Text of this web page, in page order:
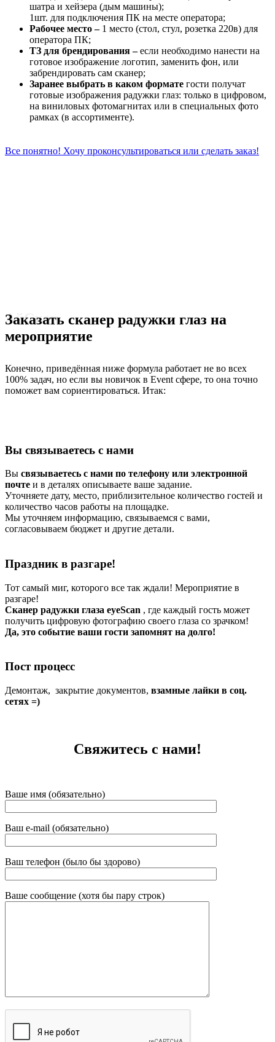
шатра и хейзера (дым машины);
1шт. для подключения ПК на месте оператора;
Рабочее место – 1 место (стол, стул, розетка 220в) для
оператора ПК;
ТЗ для брендирования –если необходимо нанести на
готовое изображение логотип, заменить фон, или
забрендировать сам сканер;
Заранее выбрать в каком формате гости получат
готовые изображения радужки глаз: только в цифровом,
на виниловых фотомагнитах или в специальных фото
рамках (в ассортименте).
Все понятно! Хочу проконсультироваться или сделать заказ!
АйСкан
Заказать сканер радужки глаз на
мероприятие
Конечно, приведённая ниже формула работает не во всех
100% задач, но если вы новичок в Event сфере, то она точно
поможет вам сориентироваться. Итак:
Вы связываетесь с нами
Вы связываетесь с нами по телефону или электронной
почте и в деталях описываете ваше задание.
Уточняете дату, место, приблизительное количество гостей и
количество часов работы на площадке.
Мы уточняем информацию, связываемся с вами,
согласовываем бюджет и другие детали.
Праздник в разгаре!
Тот самый миг, которого все так ждали! Мероприятие в
разгаре!
Сканер радужки глаза eyeScan , где каждый гость может
получить цифровую фотографию своего глаза со зрачком!
Да, это событие ваши гости запомнят на долго!
Пост процесс
Демонтаж, закрытие документов, взамные лайки в соц.
сетях =)
Свяжитесь с нами!
Ваше имя (обязательно)
Ваш e-mail (обязательно)
Ваш телефон (было бы здорово)
Ваше сообщение (хотя бы пару строк)